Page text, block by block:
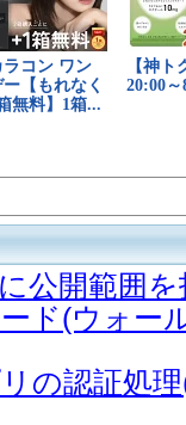
公開範囲
ド(ウォー
の認証処